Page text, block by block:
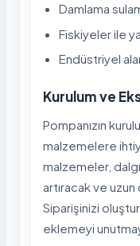
Damlama
Fiskiyeler ile
Endüstriyel
Kurulum ve
Pompanızın
malzemelere
malzemeler,
artıracak ve uzun
Siparişinizi
eklemeyi